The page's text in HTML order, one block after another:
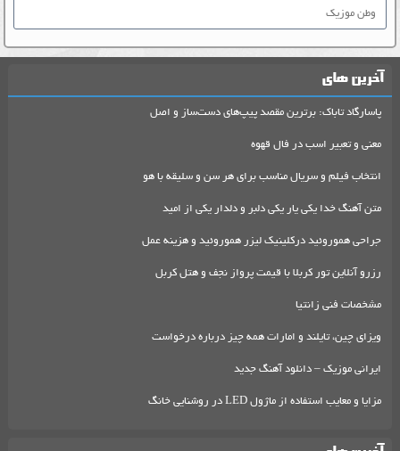
وطن موزیک
آخرین های
پاسارگاد تاباک: برترین مقصد پیپ‌های دست‌ساز و اصل
معنی و تعبیر اسب در فال قهوه
انتخاب فیلم و سریال مناسب برای هر سن و سلیقه با هو
متن آهنگ خدا یکی یار یکی دلبر و دلدار یکی از امید
جراحی هموروئید درکلینیک لیزر هموروئید و هزینه عمل
رزرو آنلاین تور کربلا با قیمت پرواز نجف و هتل کربل
مشخصات فنی زانتیا
ویزای چین، تایلند و امارات همه چیز درباره درخواست
ایرانی موزیک – دانلود آهنگ جدید
مزایا و معایب استفاده از ماژول LED در روشنایی خانگ